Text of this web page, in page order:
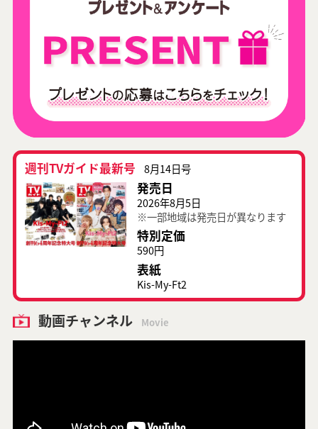
週刊TVガイド最新号 8月14日号
発売日
2026年8月5日
※一部地域は発売日が異なります
特別定価
590円
表紙
Kis-My-Ft2
動画チャンネル Movie